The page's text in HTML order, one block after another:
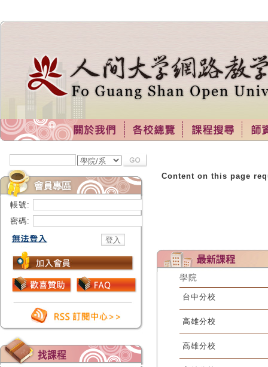
帳號:
密碼:
Content on this page
學院
台中分校
高雄分校
高雄分校